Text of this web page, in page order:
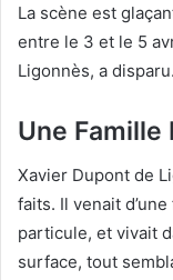
La scène est
entre le 3 et le 5
Ligonnès, a disparu.
Une Famille
Xavier Dupont de
faits. Il venait
particule, et vivait
surface, tout